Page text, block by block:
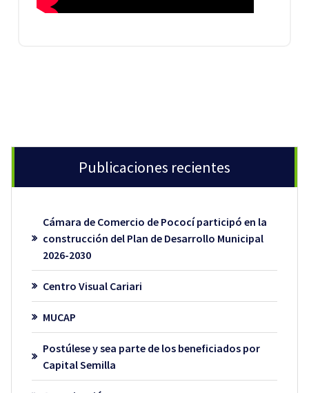
Publicaciones recientes
Cámara de Comercio de Pococí participó en la
construcción del Plan de Desarrollo Municipal
2026-2030
Centro Visual Cariari
MUCAP
Postúlese y sea parte de los beneficiados por
Capital Semilla